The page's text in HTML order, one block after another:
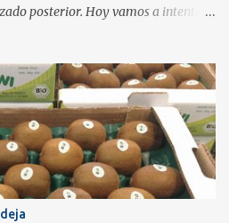
posterior. Hoy vamos a intentar
se puede envasar entero o
se coloca en bandejas o
recubiertas de plástico , que
opciones menos comunes son las
champiñones a granel de cartón o
champiñones enteros se deben
hacia abajo para ofrecer una